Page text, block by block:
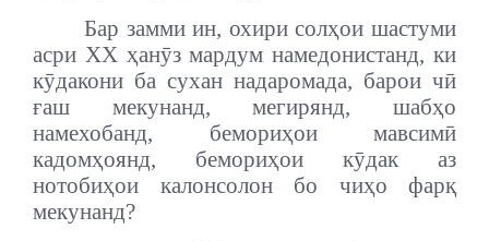
Бар замми ин, охири солҳои шастуми
асри ХХ ҳанӯз мардум намедонистанд, ки
кӯдакони ба сухан надаромада, барои чӣ
ғаш мекунанд, мегирянд, шабҳо
намехобанд, бемориҳои мавсимӣ
кадомҳоянд, бемориҳои кӯдак аз
нотобиҳои калонсолон бо чиҳо фарқ
мекунанд?